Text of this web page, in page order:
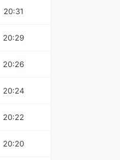
20:31
20:29
20:26
20:24
20:22
20:20